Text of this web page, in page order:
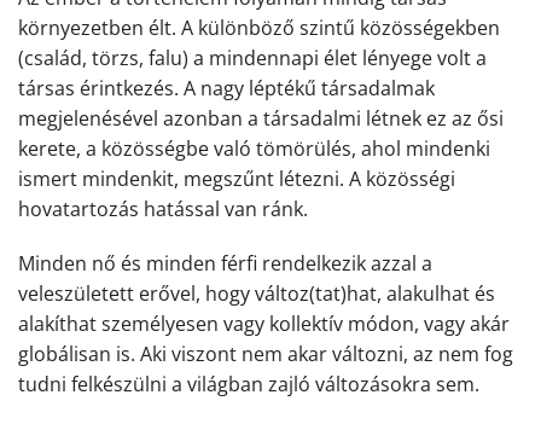
környezetben élt. A különböző szintű közösségekben
(család, törzs, falu) a mindennapi élet lényege volt a
társas érintkezés. A nagy léptékű társadalmak
megjelenésével azonban a társadalmi létnek ez az ősi
kerete, a közösségbe való tömörülés, ahol mindenki
ismert mindenkit, megszűnt létezni. A közösségi
hovatartozás hatással van ránk.
Minden nő és minden férfi rendelkezik azzal a
veleszületett erővel, hogy változ(tat)hat, alakulhat és
alakíthat személyesen vagy kollektív módon, vagy akár
globálisan is. Aki viszont nem akar változni, az nem fog
tudni felkészülni a világban zajló változásokra sem.